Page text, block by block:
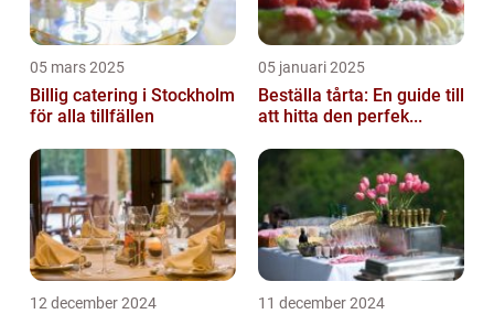
05 mars 2025
Billig catering i Stockholm
för alla tillfällen
05 januari 2025
Beställa tårta: En guide till
att hitta den perfek...
12 december 2024 11 december 2024